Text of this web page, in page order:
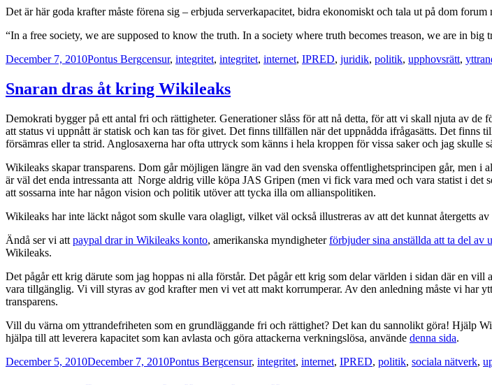
Det är här goda krafter måste förena sig – erbjuda serverkapacitet, bidra ekonomiskt och tala ut på dom
“In a free society, we are supposed to know the truth. In a society where truth becomes treason, we are in big
Posted
December 7, 2010Author
Pontus BergCategories
censur, integritet, integritet, internet, IPRED, juridik, politik, upphovsrätt,
Snaran dras åt kring Wikileaks
Demokrati bygger på ett antal fri och rättigheter. Generationer slåss för att nå detta, för att vi skall njuta av
att status vi uppnått är statisk och kan tas för givet. Det finns tillfällen när det uppnådda ifrågasätts. Det
försämras eller ta strid. Anglosaxerna har ofta uttryck som känns i hela kroppen för vissa saker och jag skulle
Wikileaks skapar transparens. Dom går möjligen längre än vad den svenska offentlighetsprincipen går, men
är väl det enda intressanta att Norge aldrig ville köpa JAS Gripen (men vi fick vara med och vara statist i
att sossarna inte har någon vision och politik utöver att tycka illa om allianspolitiken.
Wikileaks har inte läckt något som skulle vara olagligt, vilket väl också illustreras av att det kunnat återgetts
Ändå ser vi att paypal drar in Wikileaks konto, amerikanska myndigheterförbjuder sina anställda att ta del av
Wikileaks.
Det pågår ett krig därute som jag hoppas ni alla förstår. Det pågår ett krig som delar världen i sidan där en
vara tillgänglig. Vi vill styras av god krafter men vi vet att makt korrumperar. Av den anledning måste vi har
transparens.
Vill du värna om yttrandefriheten som en grundläggande fri och rättighet? Det kan du sannolikt göra! Hjälp
hjälpa till att leverera kapacitet som kan avlasta och göra attackerna verkningslösa, använde denna sida.
Posted
December 5, 2010December 7, 2010Author
Pontus BergCategories
censur, integritet, internet, IPRED, politik, sociala nätverk,